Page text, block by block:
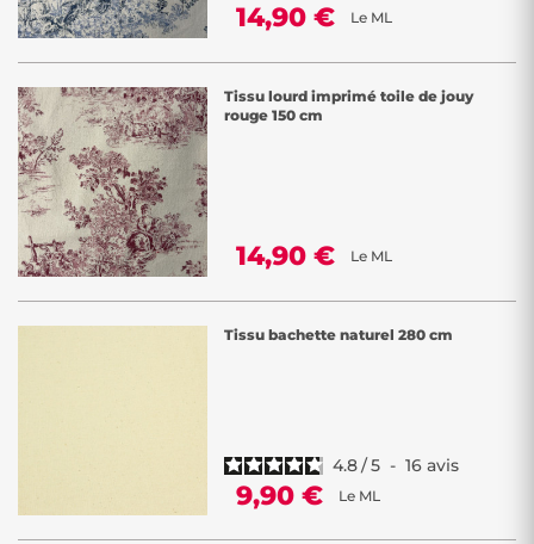
14,90 € Le ML
Tissu lourd imprimé toile de jouy
rouge 150 cm
14,90 € Le ML
Tissu bachette naturel 280 cm
4.8/5 - 16 avis
9,90 € Le ML